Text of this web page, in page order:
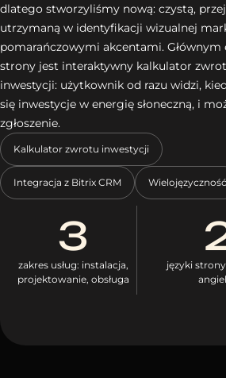
dlatego stworzyliśmy nową: czystą,
utrzymaną w identyfikacji wizualnej
pomarańczowymi akcentami.
strony jest interaktywny kalkulator
inwestycji: użytkownik od razu widzi,
się inwestycje w energię słoneczną, i
zgłoszenie.
Kalkulator zwrotu inwestycji
Integracja z Bitrix CRM Wielojęzyczność
3
zakres usług: instalacja,
projektowanie, obsługa
języki